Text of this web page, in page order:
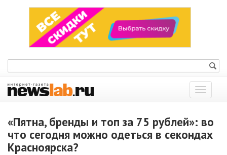
Показать
меню
«Пятна, бренды и топ за 75 рублей»: во
что сегодня можно одеться в секондах
Красноярска?